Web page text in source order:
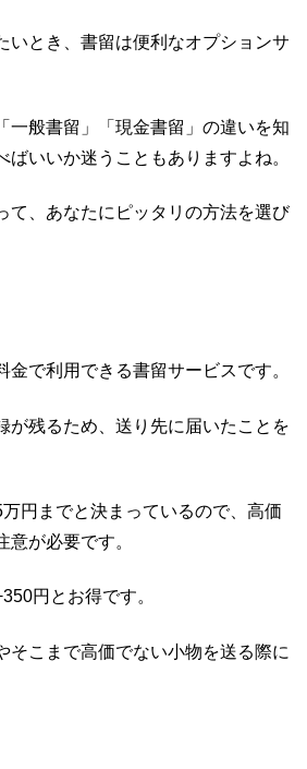
いとき、書留は便利なオプションサ
一般書留」「現金書留」の違いを知
ばいいか迷うこともありますよね。
て、あなたにピッタリの方法を選び
金で利用できる書留サービスです。
が残るため、送り先に届いたことを
円までと決まっているので、高価
意が必要です。
円とお得です。
そこまで高価でない小物を送る際に